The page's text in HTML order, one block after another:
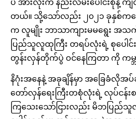
တယ်။ သို့သော်လည်း ၂၀၂၁ ခုနှစ်ကန
က လူမျိုး ဘာသာကျားမမရွေး အ
ပြည်သူလူထုကြီး တရပ်လုံးရဲ့ စုပေါင်
တွန်းလှန်တိုက်ပွဲ ဝင်နေကြတာ ကို ကမ္
နိဂုံးအနေနဲ့ အခုချိန်မှာ အခြေခံလိုအ
တော်လှန်ရေးကြီးတစုံလုံးရဲ့ လုပ်ငန်း
ကြသေးသော်ငြားလည်း မိဘပြ